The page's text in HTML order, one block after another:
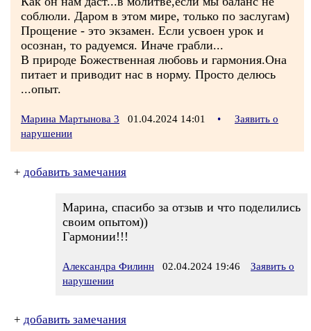
соблюли. Даром в этом мире, только по заслугам)
Прощение - это экзамен. Если усвоен урок и
осознан, то радуемся. Иначе грабли...
В природе Божественная любовь и гармония.Она
питает и приводит нас в норму. Просто делюсь
...опыт.
Марина Мартынова 3 01.04.2024 14:01 •
Заявить о
нарушении
+ добавить замечания
Марина, спасибо за отзыв и что поделились
своим опытом))
Гармонии!!!
Александра Филинн 02.04.2024 19:46
Заявить о
нарушении
+ добавить замечания